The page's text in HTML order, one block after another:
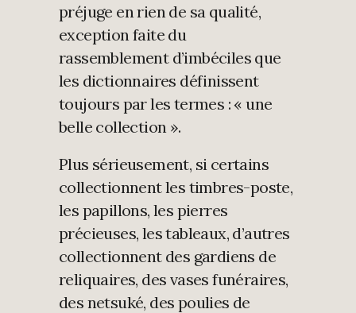
préjuge en rien de sa qualité,
exception faite du
rassemblement d’imbéciles que
les dictionnaires définissent
toujours par les termes : « une
belle collection ».
Plus sérieusement, si certains
collectionnent les timbres-poste,
les papillons, les pierres
précieuses, les tableaux, d’autres
collectionnent des gardiens de
reliquaires, des vases funéraires,
des netsuké, des poulies de